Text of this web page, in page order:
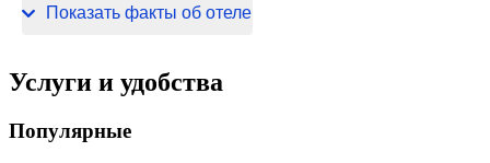
230 В / 50 Гц
Показать факты об отеле
Услуги и удобства
Популярные